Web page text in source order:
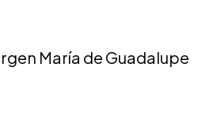
María de Guadalupe